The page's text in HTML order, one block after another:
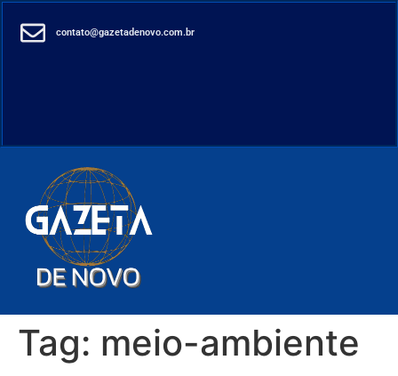
contato@gazetadenovo.com.br
Tag: meio-ambiente